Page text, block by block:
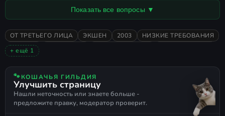
Автор RePack'а и исправлений
перевода
brainDEAD1986
Локализация от
Иван Богданов) теперь доступна для
загрузки.
Показать все вопросы ▼
ОТ ТРЕТЬЕГО ЛИЦА ЭКШЕН 2003
НИЗКИЕ ТРЕБОВАНИЯ
ХОРРОР
+ ещё 1
🐾КОШАЧЬЯ ГИЛЬДИЯ
Улучшить страницу
Нашли неточность или знаете больше -
предложите правку, модератор проверит.